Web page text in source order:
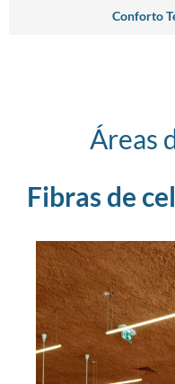
Conforto
Áreas
Fibras de